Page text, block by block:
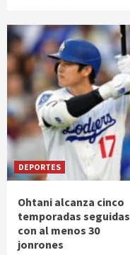
DEPORTES
Ohtani alcanza cinco
temporadas seguidas
con al menos 30
jonrones